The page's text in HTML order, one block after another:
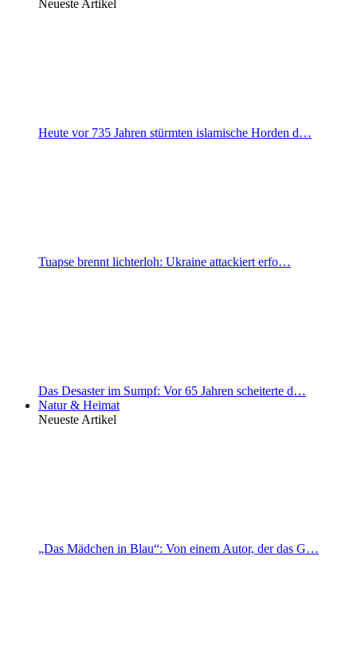
Neueste Artikel
Heute vor 735 Jahren stürmten islamische Horden d…
Tuapse brennt lichterloh: Ukraine attackiert erfo…
Das Desaster im Sumpf: Vor 65 Jahren scheiterte d…
Natur & Heimat
Neueste Artikel
„Das Mädchen in Blau“: Von einem Autor, der das G…